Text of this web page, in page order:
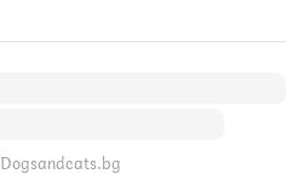
Dogsandcats.bg